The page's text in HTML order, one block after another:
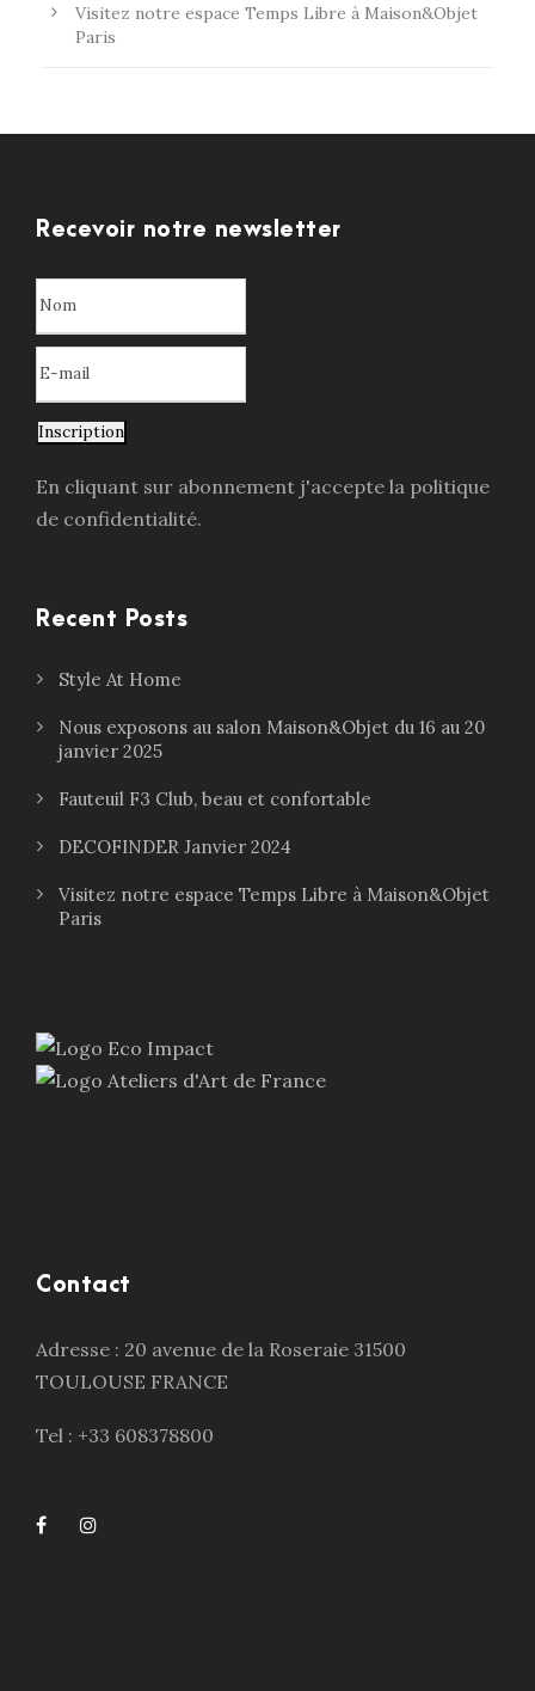
Visitez notre espace Temps Libre à Maison&Objet
Paris
Recevoir notre newsletter
Inscription
En cliquant sur abonnement j'accepte la politique
de confidentialité.
Recent Posts
Style At Home
Nous exposons au salon Maison&Objet du 16 au 20
janvier 2025
Fauteuil F3 Club, beau et confortable
DECOFINDER Janvier 2024
Visitez notre espace Temps Libre à Maison&Objet
Paris
Contact
Adresse : 20 avenue de la Roseraie 31500
TOULOUSE FRANCE
Tel : +33 608378800